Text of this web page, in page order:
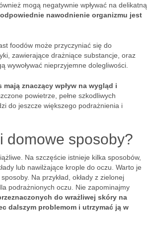
mogą negatywnie wpływać na delikatną
odpowiednie nawodnienie organizmu jest
foodów może przyczyniać się do
zawierające drażniące substancje, oraz
wywoływać nieprzyjemne dolegliwości.
mają znaczący wpływ na wygląd i
powietrze, pełne szkodliwych
do jeszcze większego podrażnienia i
domowe sposoby?
Na szczęście istnieje kilka sposobów,
lub nawilżające krople do oczu. Warto je
Na przykład, okłady z zielonej
podrażnionych oczu. Nie zapominajmy
do wrażliwej skóry na
dalszym problemom i utrzymać ją w